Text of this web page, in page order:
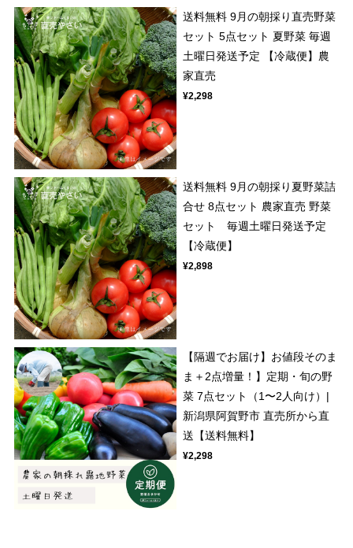
送料無料 9月の朝採り直売野菜
セット 5点セット 夏野菜 毎週
土曜日発送予定 【冷蔵便】農
家直売
¥2,298
送料無料 9月の朝採り夏野菜詰
合せ 8点セット 農家直売 野菜
セット 毎週土曜日発送予定
【冷蔵便】
¥2,898
【隔週でお届け】お値段そのま
ま＋2点増量！】定期・旬の野
菜 7点セット（1〜2人向け）|
新潟県阿賀野市 直売所から直
送【送料無料】
¥2,298